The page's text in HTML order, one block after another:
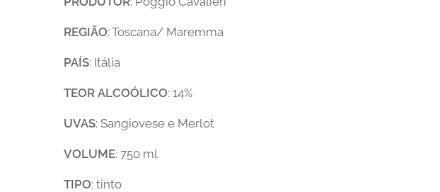
REGIÃO: Toscana/ Maremma
PAÍS: Itália
TEOR ALCOÓLICO: 14%
UVAS: Sangiovese e Merlot
VOLUME: 750 ml
TIPO: tinto